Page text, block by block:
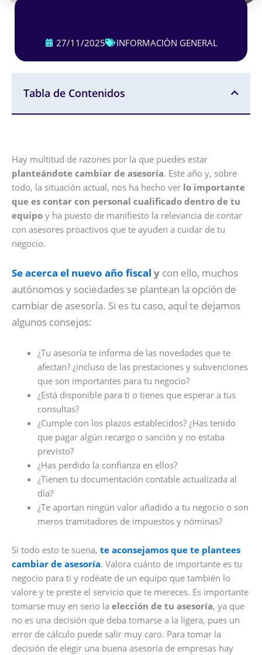
27/11/2025 INFORMACIÓN GENERAL
Tabla de Contenidos
Hay multitud de razones por la que puedes estar
planteándote cambiar de asesoría. Este año y, sobre
todo, la situación actual, nos ha hecho ver lo importante
que es contar con personal cualificado dentro de tu
equipo y ha puesto de manifiesto la relevancia de contar
con asesores proactivos que te ayuden a cuidar de tu
negocio.
Se acerca el nuevo año fiscal y con ello, muchos
autónomos y sociedades se plantean la opción de
cambiar de asesoría. Si es tu caso, aquí te dejamos
algunos consejos:
¿Tu asesoría te informa de las novedades que te
afectan? ¿incluso de las prestaciones y subvenciones
que son importantes para tu negocio?
¿Está disponible para ti o tienes que esperar a tus
consultas?
¿Cumple con los plazos establecidos? ¿Has tenido
que pagar algún recargo o sanción y no estaba
previsto?
¿Has perdido la confianza en ellos?
¿Tienen tu documentación contable actualizada al
día?
¿Te aportan ningún valor añadido a tu negocio o son
meros tramitadores de impuestos y nóminas?
Si todo esto te suena, te aconsejamos que te plantees
cambiar de asesoría. Valora cuánto de importante es tu
negocio para ti y rodéate de un equipo que también lo
valore y te preste el servicio que te mereces. Es importante
tomarse muy en serio la elección de tu asesoría, ya que
no es una decisión que deba tomarse a la ligera, pues un
error de cálculo puede salir muy caro. Para tomar la
decisión de elegir una buena asesoría de empresas hay